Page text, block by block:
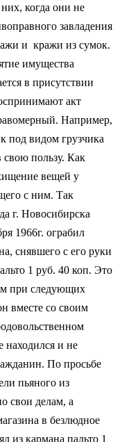
когда они не
завладения
и кражи из сумок.
имущества
в присутствии
акт
Например,
под видом грузчика
свою пользу. Как
вещей у
с ним. Так
г. Новосибирска
1966г. ограбил
снявшего с его руки
1 руб. 40 коп. Это
при следующих
вместе со своим
находился и не
По просьбе
пьяного из
свои делам, а
в безлюдное
из кармана пальто 1